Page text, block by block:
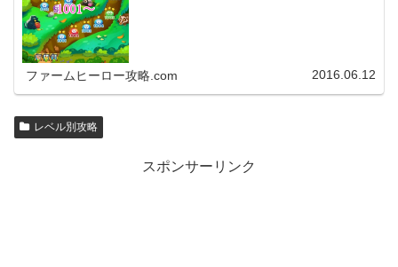
ファームヒーロー攻略.com 2016.06.12
レベル別攻略
スポンサーリンク